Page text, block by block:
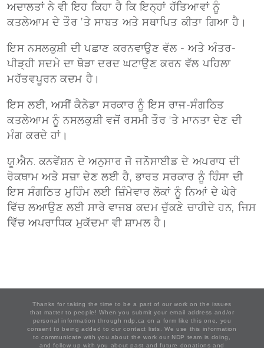
ਅਦਾਲਤਾਂ ਨੇ ਵੀ ਇਹ ਕਿਹਾ ਹੈ ਕਿ ਇਨ੍ਹਾਂ ਹੱਤਿਆਵਾਂ ਨੂੰ
ਕਤਲੇਆਮ ਦੇ ਤੌਰ ’ਤੇ ਸਾਬਤ ਅਤੇ ਸਥਾਪਿਤ ਕੀਤਾ ਗਿਆ ਹੈ।
ਇਸ ਨਸਲਕੁਸ਼ੀ ਦੀ ਪਛਾਣ ਕਰਨਵਾਉਣ ਵੱਲ - ਅਤੇ ਅੰਤਰ-
ਪੀੜ੍ਹੀ ਸਦਮੇ ਦਾ ਥੋੜਾ ਦਰਦ ਘਟਾਉਣ ਕਰਨ ਵੱਲ ਪਹਿਲਾ
ਮਹੱਤਵਪੂਰਨ ਕਦਮ ਹੈ।
ਇਸ ਲਈ, ਅਸੀਂ ਕੈਨੇਡਾ ਸਰਕਾਰ ਨੂੰ ਇਸ ਰਾਜ-ਸੰਗਠਿਤ
ਕਤਲੇਆਮ ਨੂੰ ਨਸਲਕੁਸ਼ੀ ਵਜੋਂ ਰਸਮੀ ਤੌਰ 'ਤੇ ਮਾਨਤਾ ਦੇਣ ਦੀ
ਮੰਗ ਕਰਦੇ ਹਾਂ।
ਯੂ.ਐਨ. ਕਨਵੇਂਸ਼ਨ ਦੇ ਅਨੁਸਾਰ ਜੋ ਜਨੋਸਾਈਡ ਦੇ ਅਪਰਾਧ ਦੀ
ਰੋਕਥਾਮ ਅਤੇ ਸਜ਼ਾ ਦੇਣ ਲਈ ਹੈ, ਭਾਰਤ ਸਰਕਾਰ ਨੂੰ ਹਿੰਸਾ ਦੀ
ਇਸ ਸੰਗਠਿਤ ਮੁਹਿੰਮ ਲਈ ਜ਼ਿੰਮੇਵਾਰ ਲੋਕਾਂ ਨੂੰ ਨਿਆਂ ਦੇ ਘੇਰੇ
ਵਿੱਚ ਲਆਉਣ ਲਈ ਸਾਰੇ ਵਾਜਬ ਕਦਮ ਚੁੱਕਣੇ ਚਾਹੀਦੇ ਹਨ, ਜਿਸ
ਵਿੱਚ ਅਪਰਾਧਿਕ ਮੁਕੱਦਮਾ ਵੀ ਸ਼ਾਮਲ ਹੈ।
Thanks for taking the time to be a part of our work on the issues
that matter to people! When you submit your email address and/or
personal information through ndp.ca on a form like this one, you
consent to being added to our contact lists. We use this information
to communicate with you about the work our NDP team is doing,
and follow up with you about past and future donations and